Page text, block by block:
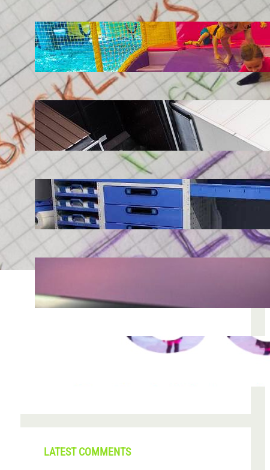
LATEST POSTS
Soluții pentru părinții care vor să își vadă
copiii explorând în loc să stea pe
telefoane
iul. 25, 2026
Ce soluție de urmărire GPS este
recomandată pentru transport marfă
iul. 2, 2026
Atelier mobil: cum transformi o dubă
obișnuită într-un spațiu de lucru care
chiar funcționează
iun. 24, 2026
iun. 23, 2026
CONI FEST 2026 – o editie record prin
LATEST COMMENTS